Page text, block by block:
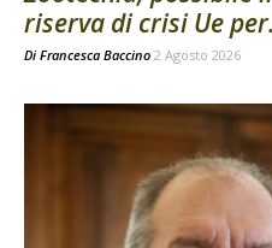
riserva di crisi Ue
Di Francesca Baccino 2 Agosto 2026